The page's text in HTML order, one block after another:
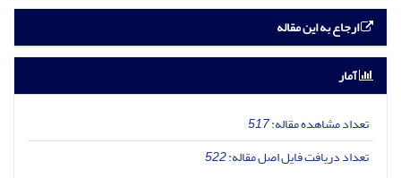
ارجاع به این مقاله
آمار
تعداد مشاهده مقاله:517
تعداد دریافت فایل اصل مقاله:522